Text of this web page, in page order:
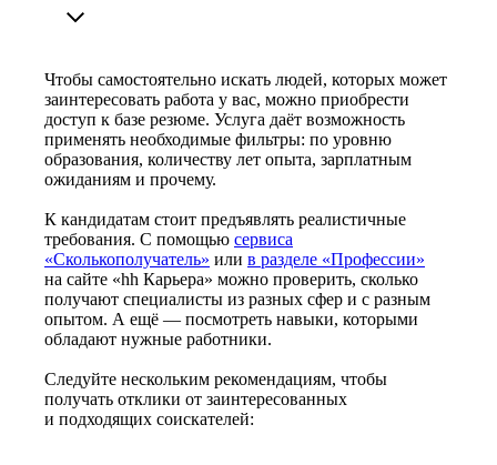
Чтобы самостоятельно искать людей, которых может
заинтересовать работа у вас, можно приобрести
доступ к базе резюме. Услуга даёт возможность
применять необходимые фильтры: по уровню
образования, количеству лет опыта, зарплатным
ожиданиям и прочему.
К кандидатам стоит предъявлять реалистичные
требования. С помощью сервиса
«Сколькополучатель» или в разделе «Профессии»
на сайте «hh Карьера» можно проверить, сколько
получают специалисты из разных сфер и с разным
опытом. А ещё — посмотреть навыки, которыми
обладают нужные работники.
Следуйте нескольким рекомендациям, чтобы
получать отклики от заинтересованных
и подходящих соискателей: